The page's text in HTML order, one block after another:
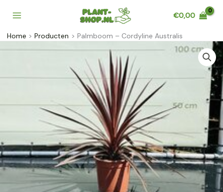
naar
inhoud
€0,00
Home Producten Palmboom – Cordyline Australis